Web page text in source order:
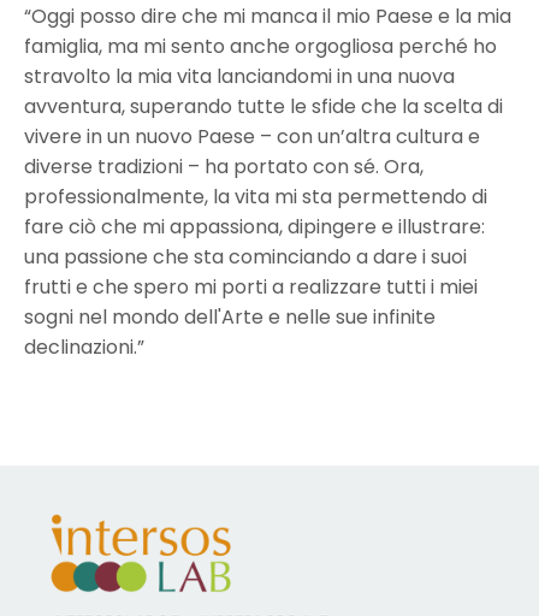
“Oggi posso dire che mi manca il mio Paese e la mia
famiglia, ma mi sento anche orgogliosa perché ho
stravolto la mia vita lanciandomi in una nuova
avventura, superando tutte le sfide che la scelta di
vivere in un nuovo Paese – con un’altra cultura e
diverse tradizioni – ha portato con sé. Ora,
professionalmente, la vita mi sta permettendo di
fare ciò che mi appassiona, dipingere e illustrare:
una passione che sta cominciando a dare i suoi
frutti e che spero mi porti a realizzare tutti i miei
sogni nel mondo dell'Arte e nelle sue infinite
declinazioni.”